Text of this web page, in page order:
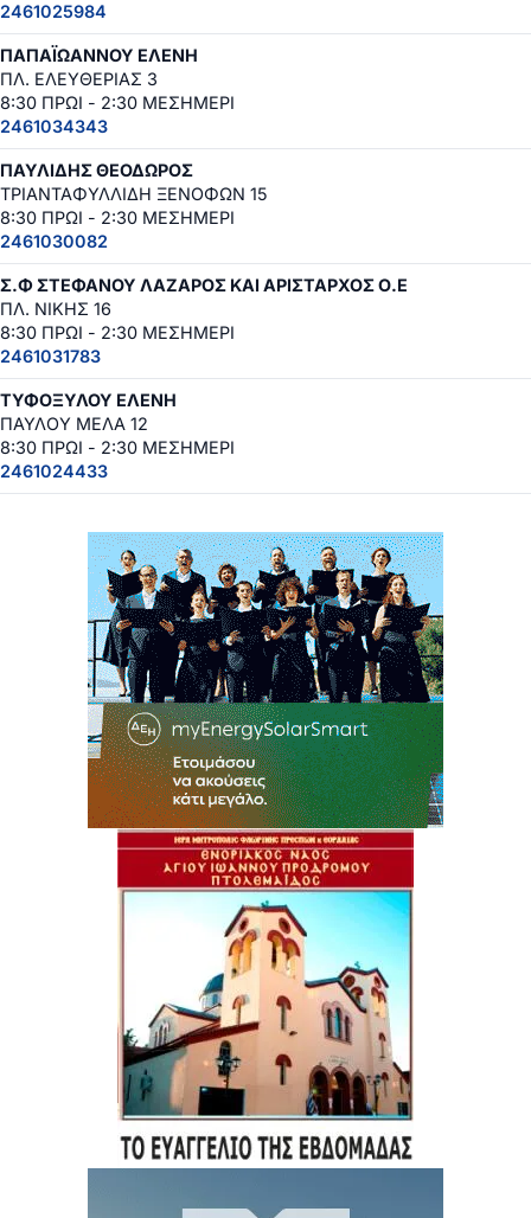
2461025984
ΠΑΠΑΪΩΑΝΝΟΥ ΕΛΕΝΗ
ΠΛ. ΕΛΕΥΘΕΡΙΑΣ 3
8:30 ΠΡΩΙ - 2:30 ΜΕΣΗΜΕΡΙ
2461034343
ΠΑΥΛΙΔΗΣ ΘΕΟΔΩΡΟΣ
ΤΡΙΑΝΤΑΦΥΛΛΙΔΗ ΞΕΝΟΦΩΝ 15
8:30 ΠΡΩΙ - 2:30 ΜΕΣΗΜΕΡΙ
2461030082
Σ.Φ ΣΤΕΦΑΝΟΥ ΛΑΖΑΡΟΣ ΚΑΙ ΑΡΙΣΤΑΡΧΟΣ Ο.Ε
ΠΛ. ΝΙΚΗΣ 16
8:30 ΠΡΩΙ - 2:30 ΜΕΣΗΜΕΡΙ
2461031783
ΤΥΦΟΞΥΛΟΥ ΕΛΕΝΗ
ΠΑΥΛΟΥ ΜΕΛΑ 12
8:30 ΠΡΩΙ - 2:30 ΜΕΣΗΜΕΡΙ
2461024433